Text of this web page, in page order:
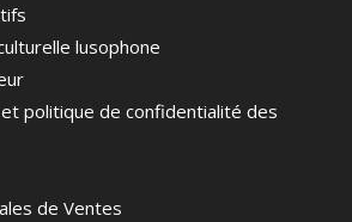
lusophone
politique de confidentialité des
de Ventes